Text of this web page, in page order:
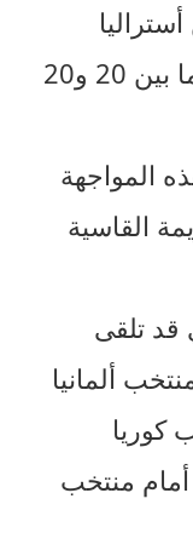
ونيوزيلندا في الفترة الممتدة ما بين 20 و20
المواجهة
القاسية
قد تلقى
ألمانيا
كوريا
أمام منتخب